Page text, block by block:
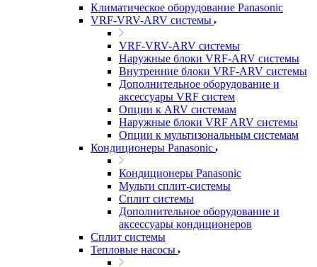
Климатическое оборудование Panasonic
VRF-VRV-ARV системы
VRF-VRV-ARV системы
Наружные блоки VRF-ARV системы
Внутренние блоки VRF-ARV системы
Дополнительное оборудование и
аксессуары VRF систем
Опции к ARV системам
Наружные блоки VRF ARV системы
Опции к мультизональным системам
Кондиционеры Panasonic
Кондиционеры Panasonic
Мульти сплит-системы
Сплит системы
Дополнительное оборудование и
аксессуары кондиционеров
Сплит системы
Тепловые насосы